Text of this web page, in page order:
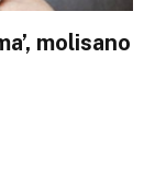
molisano